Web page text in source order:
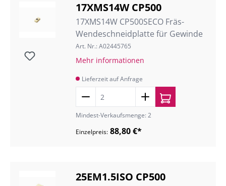
17XMS14W CP500
17XMS14W CP500SECO Fräs-
Wendeschneidplatte für Gewinde
Art. Nr.: A02445765
Mehr informationen
Lieferzeit auf Anfrage
Mindest-Verkaufsmenge: 2
Einzelpreis: 88,80 €*
25EM1.5ISO CP500